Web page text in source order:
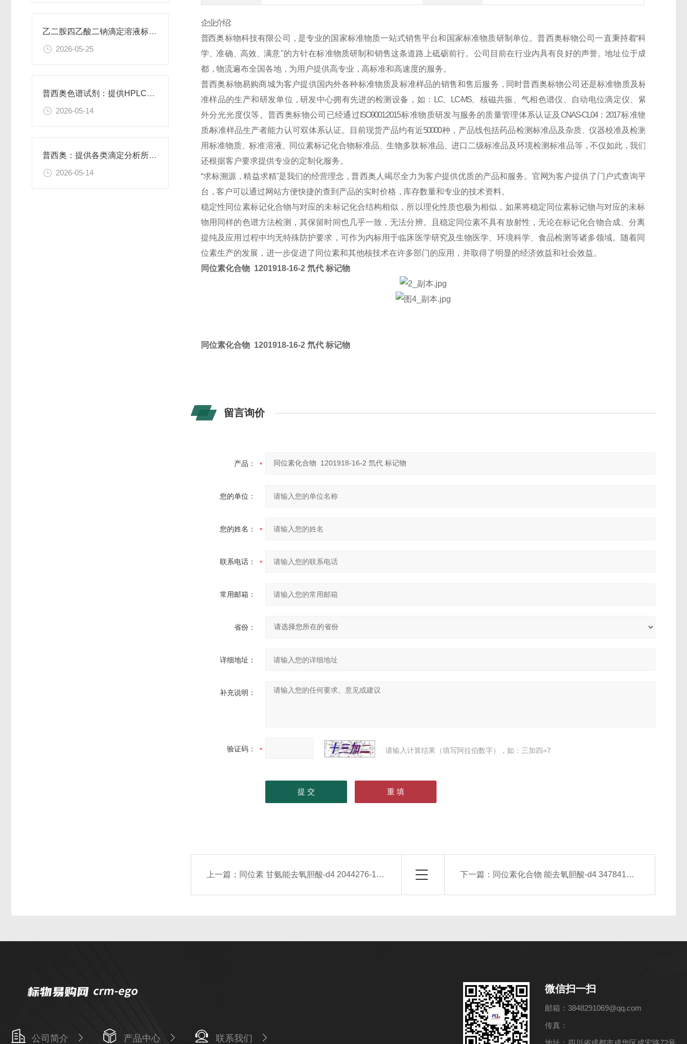
乙二胺四乙酸二钠滴定溶液标准物质的制备与应用指南
2026-05-25
普西奥色谱试剂：提供HPLC级、LC-MS级等多种规格色谱试剂
2026-05-14
普西奥：提供各类滴定分析所需的全系列滴定液
2026-05-14
企业介绍:
普西奥标物科技有 限公司 ，是专业的 国 家标准物 质一站式销售平台和 国 家标准物 质研制 单位 。 普西奥标物公司 一 直秉持着“ 科
学 、准 确 、高 效 、满 意 " 的 方 针 在 标 准 物 质 研 制 和 销 售 这 条 道 路 上 砥 砺 前 行 。 公 司 目 前 在 行 业 内 具 有 良 好 的 声 誉 。地 址 位 于 成
都 ，物 流 遍 布 全 国 各 地 ，为 用 户 提 供 高 专 业 ，高 标 准 和 高 速 度 的 服 务 。
普西奥标物易购商城为客 户提供国 内外各种标准物 质 及 标准样品的销售和售 后 服务 ，同 时普西奥标物公司 还是标准物 质及标
准样品的生产和研发单位 ，研发 中心拥有先进的检测 设备 ， 如 ： LC、 LC-MS、 核 磁 共 振 、 气 相 色 谱 仪 、 自 动 电 位 滴 定 仪 、 紫
外 分 光 光 度 仪 等 。 普 西 奥 标 物 公 司 已 经 通 过 ISO9001:2015标 准 物 质 研 发 与 服 务 的 质 量 管 理 体 系 认 证 及 CNAS-CL04： 2017标 准 物
质/标 准 样 品 生 产 者 能 力 认 可 双 体 系 认 证 。 目 前 现 货 产 品 约 有 近50000种 ， 产 品 线 包 括 药 品 检 测 标 准 品 及 杂 质 、仪 器 校 准 及 检 测
用 标 准 物 质 、标 准 溶 液 、同 位 素 标 记 化 合 物 标 准 品 、生 物 多 肽 标 准 品 、进 口 二 级 标 准 品 及 环 境 检 测 标 准 品 等 ，不 仅 如 此 ，我 们
还 根 据 客 户 要 求 提 供 专 业 的 定 制 化 服 务 。
“ 求 标 溯 源 ，精 益 求 精 "是 我 们 的 经 营 理 念 ，普 西 奥 人 竭 尽 全 力 为 客 户 提 供 优 质 的 产 品 和 服 务 。 官 网为 客 户 提 供 了 门 户 式 查 询 平
台 ，客 户 可 以 通 过 网 站 方 便 快 捷 的 查 到 产 品 的 实 时 价 格 ，库 存 数 量 和 专 业 的 技 术 资 料 。
稳定性同位素标记化合物与对应的未标记化合结构相似，所以理化性质也极为相似，如果将稳定同位素标记物与对应的未标
物用同样的色谱方法检测，其保留时间也几乎一致，无法分辨。且稳定同位素不具有放射性，无论在标记化合物合成、分离
提纯及应用过程中均无特殊防护要求，可作为内标用于临床医学研究及生物医学、环境科学、食品检测等诸多领域。随着同
位素生产的发展，进一步促进了同位素和其他核技术在许多部门的应用，并取得了明显的经济效益和社会效益。
同位素化合物 1201918-16-2 氘代 标记物
同位素化合物 1201918-16-2 氘代 标记物
留言询价
产品：
您的单位：
您的姓名：
联系电话：
常用邮箱：
省份：
详细地址：
补充说明：
验证码： 请输入计算结果（填写阿拉伯数字），如：三加四=7
上一篇： 同位素 甘氨能去氧胆酸-d4 2044276-17-5 下一篇： 同位素化合物 能去氧胆酸-d4 347841-46-7
公司简介 产品中心 联系我们
微信扫一扫
邮箱：3848291069@qq.com
传真：